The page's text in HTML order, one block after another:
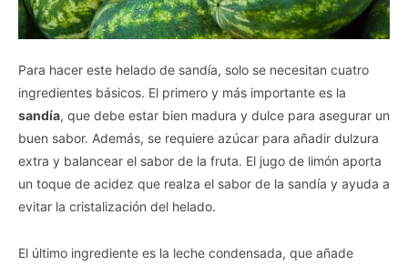
Para hacer este helado de sandía, solo se necesitan cuatro
ingredientes básicos. El primero y más importante es la
sandía, que debe estar bien madura y dulce para asegurar un
buen sabor. Además, se requiere azúcar para añadir dulzura
extra y balancear el sabor de la fruta. El jugo de limón aporta
un toque de acidez que realza el sabor de la sandía y ayuda a
evitar la cristalización del helado.
El último ingrediente es la leche condensada, que añade